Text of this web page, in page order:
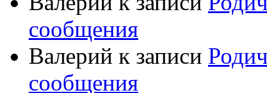
сообщения
Валерий к записи
сообщения